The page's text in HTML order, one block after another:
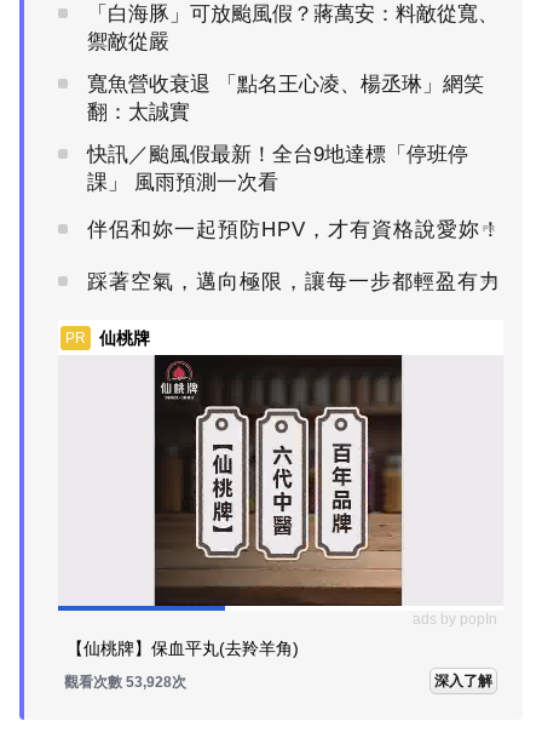
「白海豚」可放颱風假？蔣萬安：料敵從寬、
禦敵從嚴
寬魚營收衰退 「點名王心凌、楊丞琳」網笑
翻：太誠實
快訊／颱風假最新！全台9地達標「停班停
課」 風雨預測一次看
伴侶和妳一起預防HPV，才有資格說愛妳！
PR
踩著空氣，邁向極限，讓每一步都輕盈有力
PR
PR 仙桃牌
ads by popIn
【仙桃牌】保血平丸(去羚羊角)
觀看次數 53,928次 深入了解